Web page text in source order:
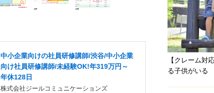
中小企業向けの社員研修講師/渋谷/中小企業
向け社員研修講師/未経験OK!年319万円～
年休128日
株式会社ジールコミュニケーションズ
【クレーム対
る子供がいる